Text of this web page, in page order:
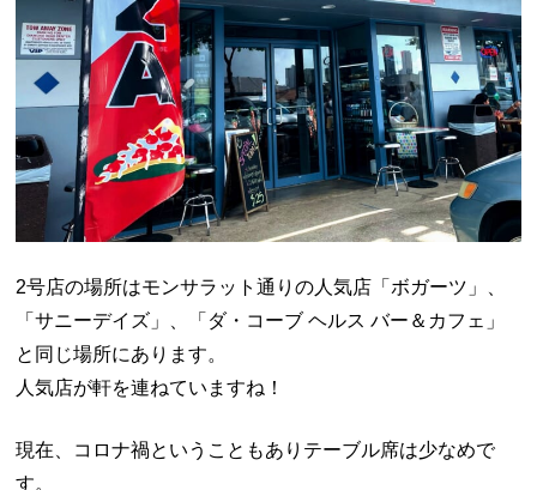
2号店の場所はモンサラット通りの人気店「ボガーツ」、
「サニーデイズ」、「ダ・コーブ ヘルス バー＆カフェ」
と同じ場所にあります。
人気店が軒を連ねていますね！
現在、コロナ禍ということもありテーブル席は少なめで
す。